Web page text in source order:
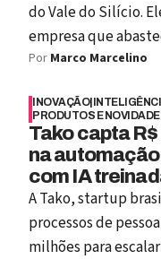
do Vale do Silício.
empresa que
artificial moderna.
modelos de IA mais
ChatGPT fosse um
a fornecedora do
Por Marco Marcelino
INOVAÇÃO|
PRODUTOS E
Tako capta
na
com IA
A Tako, startup
processos de
milhões para